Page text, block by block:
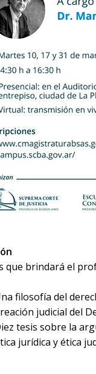
que brindará el
filosofía del
judicial del
tesis sobre la
jurídica y ética